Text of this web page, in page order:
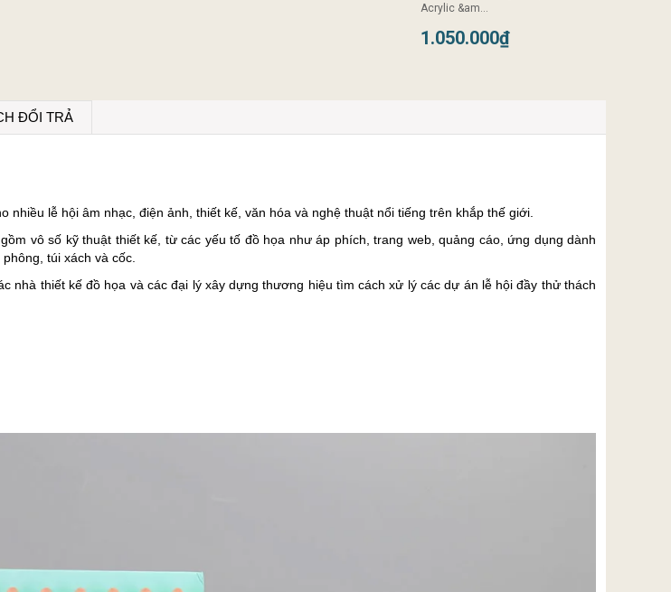
Acrylic &am...
1.050.000₫
ĐỔI TRẢ
lễ hội âm nhạc, điện ảnh, thiết kế, văn hóa và nghệ thuật nổi tiếng trên khắp thế giới.
vô số kỹ thuật thiết kế, từ các yếu tố đồ họa như áp phích, trang web, quảng cáo, ứng dụng dành
túi xách và cốc.
nhà thiết kế đồ họa và các đại lý xây dựng thương hiệu tìm cách xử lý các dự án lễ hội đầy thử thách